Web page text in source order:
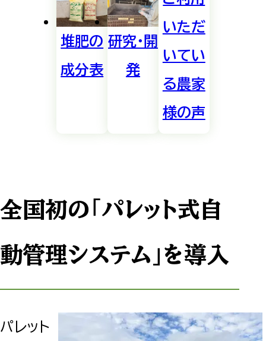
堆肥の
成分表
研究・開
発
いただ
いてい
る農家
様の声
全国初の「パレット式自
動管理システム」を導入
パレット